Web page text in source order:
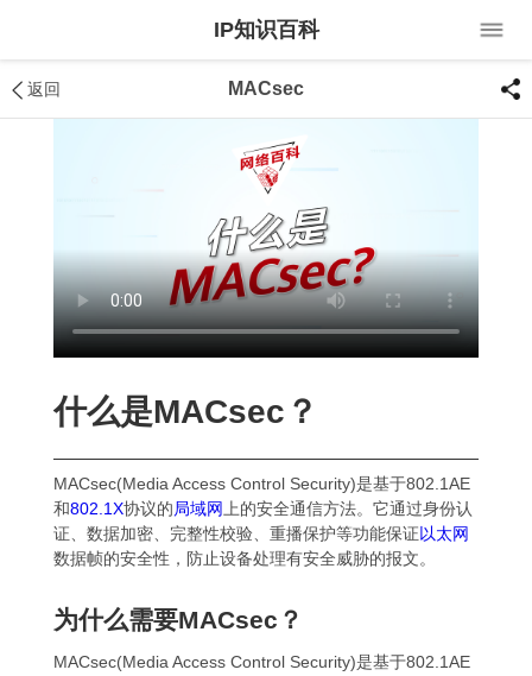
IP知识百科
返回 MACsec
什么是MACsec？
MACsec(Media Access Control Security)是基于802.1AE
和802.1X协议的局域网上的安全通信方法。它通过身份认
证、数据加密、完整性校验、重播保护等功能保证以太网
数据帧的安全性，防止设备处理有安全威胁的报文。
为什么需要MACsec？
MACsec(Media Access Control Security)是基于802.1AE